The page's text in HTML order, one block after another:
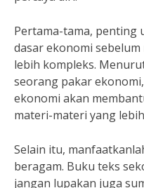
Pertama-tama, penting
dasar ekonomi
lebih kompleks.
seorang pakar
ekonomi akan
materi-materi yang
Selain itu,
beragam. Buku teks
jangan lupakan juga